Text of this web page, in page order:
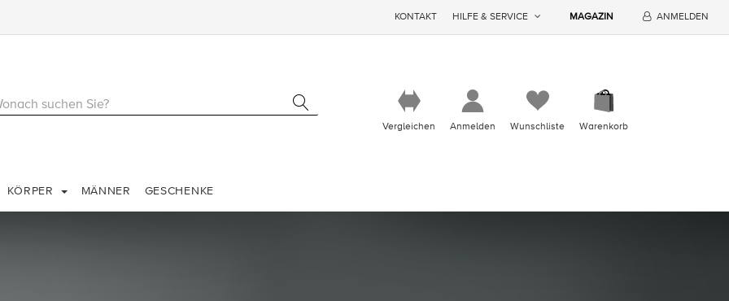
KONTAKT HILFE & SERVICE MAGAZIN ANMELDEN
Vergleichen Anmelden Wunschliste Warenkorb
KÖRPER MÄNNER GESCHENKE